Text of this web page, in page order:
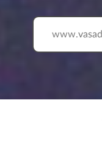
www.